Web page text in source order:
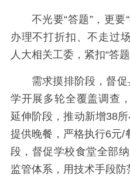
不光要“答题”，更要
办理不打折扣、不走过
人大相关工委，紧扣“答
需求摸排阶段，督
学开展多轮全覆盖调查
延伸阶段，推动新增38
提供晚餐，严格执行6元/
段，督促学校食堂全部
监管体系，用技术手段防